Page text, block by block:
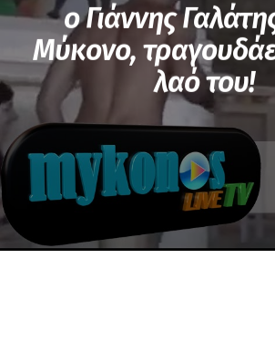
ο Γιάννης
Μύκονο,
λαό του!